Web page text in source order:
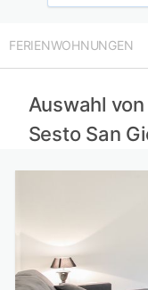
FERIENWOHNUNGEN
Auswahl
Sesto San